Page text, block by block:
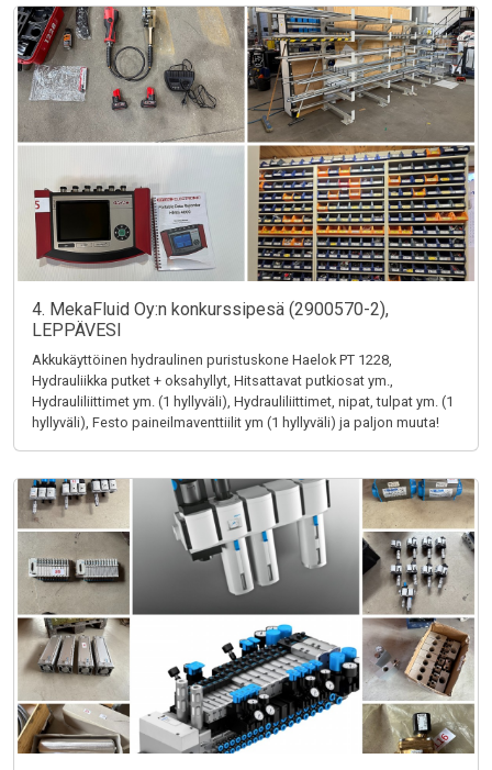
4. MekaFluid Oy:n konkurssipesä (2900570-2),
LEPPÄVESI
Akkukäyttöinen hydraulinen puristuskone Haelok PT 1228,
Hydrauliikka putket + oksahyllyt, Hitsattavat putkiosat ym.,
Hydrauliliittimet ym. (1 hyllyväli), Hydrauliliittimet, nipat, tulpat ym. (1
hyllyväli), Festo paineilmaventtiilit ym (1 hyllyväli) ja paljon muuta!